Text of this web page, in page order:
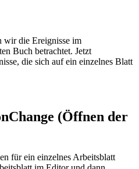
wir die Ereignisse im
Buch betrachtet. Jetzt
die sich auf ein einzelnes Blatt
(Öffnen der
für ein einzelnes Arbeitsblatt